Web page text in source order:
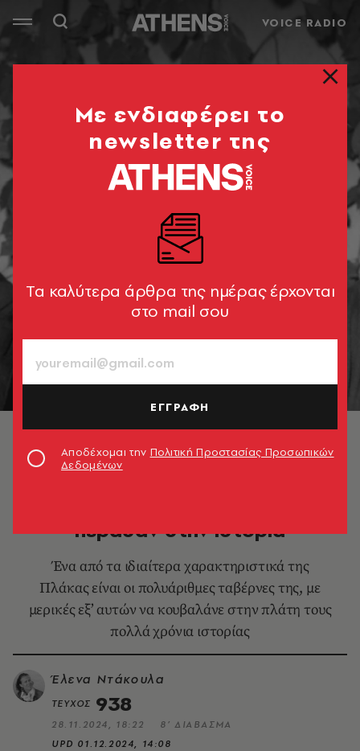
VOICE RADIO
1975, Ο Ζισκάρ ντ'Εστέν με τον Κωνσταντίνο
πέρασαν στην ιστορία
Ένα από τα ιδιαίτερα χαρακτηριστικά της
Πλάκας είναι οι πολυάριθμες ταβέρνες της, με
μερικές εξ’ αυτών να κουβαλάνε στην πλάτη τους
πολλά χρόνια ιστορίας
Έλενα Ντάκουλα
ΤΕΥΧΟΣ 938
28.11.2024, 18:22
8’ ΔΙΑΒΑΣΜΑ
UPD 01.12.2024, 14:08
Mε ενδιαφέρει το
newsletter της
Tα καλύτερα άρθρα της ημέρας έρχονται
στο mail σου
ΕΓΓΡΑΦΗ
Αποδέχομαι την Πολιτική Προστασίας Προσωπικών
Δεδομένων